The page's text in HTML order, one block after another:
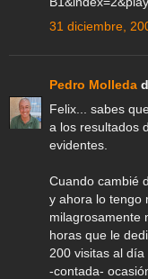
31 diciembre,
Pedro Molleda
Felix... sabes
a los resultados
evidentes.
Cuando cambié
y ahora lo tengo
milagrosamente
horas que le
200 visitas al
-contada-